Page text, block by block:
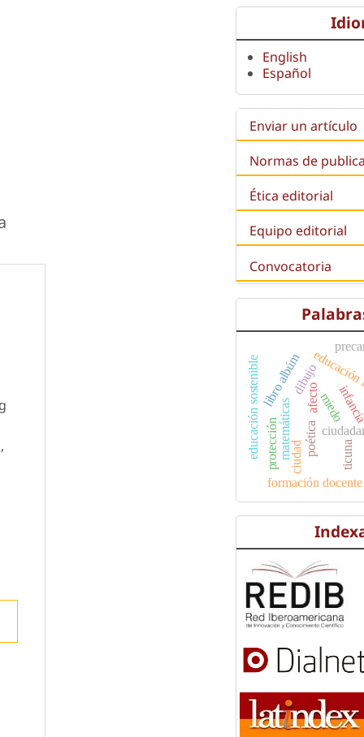
English
Español
Enviar un artículo
Normas de
Ética editorial
Equipo editorial
Convocatoria
ciudadpoética
miedo
matemáticas
libro albúm
educación sostenible
formación docente
afecto
dibujo
ticuna
protección